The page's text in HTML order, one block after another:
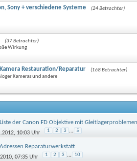
Sony + verschiedene Systeme (24 Betrachter)
(37 Betrachter)
Wirkung
Restauration/Reparatur
(168 Betrachter)
Kameras und andere
Liste der Canon FD Objektive mit Gleitlagerproblemen
10:03 Uhr 1 2 3 ... 5
Adressen Reparaturwerkstatt
07:35 Uhr 1 2 3 ... 10